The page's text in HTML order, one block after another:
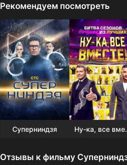
Рекомендуем посмотреть
Суперниндзя Ну-
Отзывы к фильму